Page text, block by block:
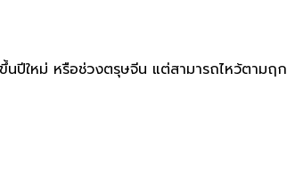
ใหม่ หรือช่วงตรุษจีน แต่สามารถไหว้ตามฤก